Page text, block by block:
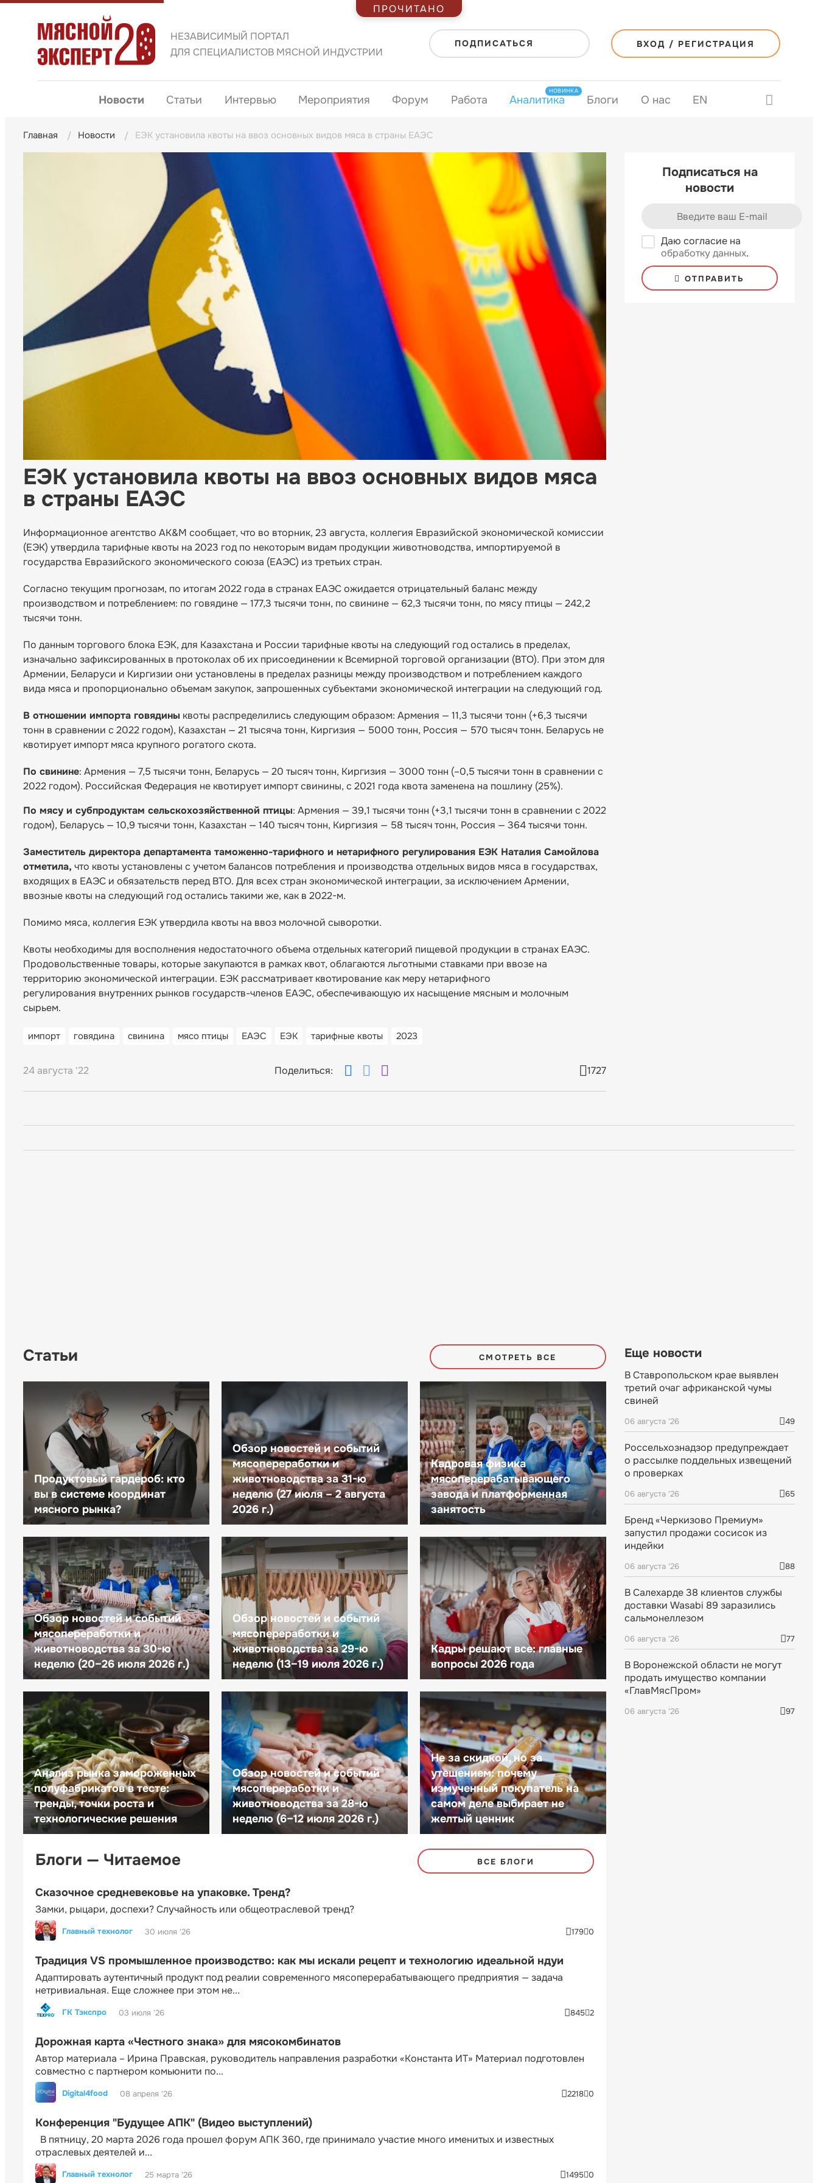
НЕЗАВИСИМЫЙ ПОРТАЛ
ДЛЯ СПЕЦИАЛИСТОВ МЯСНОЙ ИНДУСТРИИ
ПОДПИСАТЬСЯ ВХОД / РЕГИСТРАЦИЯ
Новости Статьи Интервью Мероприятия Форум Работа Аналитика
НОВИНКА
Блоги О нас EN
Главная Новости ЕЭК установила квоты на ввоз основных видов мяса в страны ЕАЭС
ЕЭК установила квоты на ввоз основных видов мяса
в страны ЕАЭС
Информационное агентство AK&M сообщает, что во вторник, 23 августа, коллегия Евразийской экономической комиссии
(ЕЭК) утвердила тарифные квоты на 2023 год по некоторым видам продукции животноводства, импортируемой в
государства Евразийского экономического союза (ЕАЭС) из третьих стран.
Согласно текущим прогнозам, по итогам 2022 года в странах ЕАЭС ожидается отрицательный баланс между
производством и потреблением: по говядине — 177,3 тысячи тонн, по свинине — 62,3 тысячи тонн, по мясу птицы — 242,2
тысячи тонн.
По данным торгового блока ЕЭК, для Казахстана и России тарифные квоты на следующий год остались в пределах,
изначально зафиксированных в протоколах об их присоединении к Всемирной торговой организации (ВТО). При этом для
Армении, Беларуси и Киргизии они установлены в пределах разницы между производством и потреблением каждого
вида мяса и пропорционально объемам закупок, запрошенных субъектами экономической интеграции на следующий год.
В отношении импорта говядины квоты распределились следующим образом: Армения — 11,3 тысячи тонн (+6,3 тысячи
тонн в сравнении с 2022 годом), Казахстан — 21 тысяча тонн, Киргизия — 5000 тонн, Россия — 570 тысяч тонн. Беларусь не
квотирует импорт мяса крупного рогатого скота.
По свинине: Армения — 7,5 тысячи тонн, Беларусь — 20 тысяч тонн, Киргизия — 3000 тонн (–0,5 тысячи тонн в сравнении с
2022 годом). Российская Федерация не квотирует импорт свинины, с 2021 года квота заменена на пошлину (25%).
По мясу и субпродуктам сельскохозяйственной птицы: Армения — 39,1 тысячи тонн (+3,1 тысячи тонн в сравнении с 2022
годом), Беларусь — 10,9 тысячи тонн, Казахстан — 140 тысяч тонн, Киргизия — 58 тысяч тонн, Россия — 364 тысячи тонн.
Заместитель директора департамента таможенно-тарифного и нетарифного регулирования ЕЭК Наталия Самойлова
отметила, что квоты установлены с учетом балансов потребления и производства отдельных видов мяса в государствах,
входящих в ЕАЭС и обязательств перед ВТО. Для всех стран экономической интеграции, за исключением Армении,
ввозные квоты на следующий год остались такими же, как в 2022-м.
Помимо мяса, коллегия ЕЭК утвердила квоты на ввоз молочной сыворотки.
Квоты необходимы для восполнения недостаточного объема отдельных категорий пищевой продукции в странах ЕАЭС.
Продовольственные товары, которые закупаются в рамках квот, облагаются льготными ставками при ввозе на
территорию экономической интеграции. ЕЭК рассматривает квотирование как меру нетарифного
регулирования внутренних рынков государств-членов ЕАЭС, обеспечивающую их насыщение мясным и молочным
сырьем.
импорт говядина свинина мясо птицы ЕАЭС ЕЭК тарифные квоты 2023
24 августа '22 Поделиться: 1727
Подписаться на
новости
Даю согласие на
обработку данных.
ОТПРАВИТЬ
Статьи СМОТРЕТЬ ВСЕ
Продуктовый гардероб: кто
вы в системе координат
мясного рынка?
Обзор новостей и событий
мясопереработки и
животноводства за 31-ю
неделю (27 июля – 2 августа
2026 г.)
Кадровая физика
мясоперерабатывающего
завода и платформенная
занятость
Обзор новостей и событий
мясопереработки и
животноводства за 30-ю
неделю (20–26 июля 2026 г.)
Обзор новостей и событий
мясопереработки и
животноводства за 29-ю
неделю (13–19 июля 2026 г.)
Кадры решают все: главные
вопросы 2026 года
Анализ рынка замороженных
полуфабрикатов в тесте:
тренды, точки роста и
технологические решения
Обзор новостей и событий
мясопереработки и
животноводства за 28-ю
неделю (6–12 июля 2026 г.)
Не за скидкой, но за
утешением: почему
измученный покупатель на
самом деле выбирает не
желтый ценник
Блоги — Читаемое ВСЕ БЛОГИ
Сказочное средневековье на упаковке. Тренд?
Замки, рыцари, доспехи? Случайность или общеотраслевой тренд?
Главный технолог 30 июля '26 179 0
Традиция VS промышленное производство: как мы искали рецепт и технологию идеальной ндуи
Адаптировать аутентичный продукт под реалии современного мясоперерабатывающего предприятия — задача
нетривиальная. Еще сложнее при этом не...
ГК Тэкспро 03 июля '26 845 2
Дорожная карта «Честного знака» для мясокомбинатов
Автор материала – Ирина Правская, руководитель направления разработки «Константа ИТ» Материал подготовлен
совместно с партнером комьюнити по...
Digital4food 08 апреля '26 2218 0
Конференция "Будущее АПК" (Видео выступлений)
В пятницу, 20 марта 2026 года прошел форум АПК 360, где принимало участие много именитых и известных
отраслевых деятелей и...
Главный технолог 25 марта '26 1495 0
Еще новости
В Ставропольском крае выявлен
третий очаг африканской чумы
свиней
06 августа '26 49
Россельхознадзор предупреждает
о рассылке поддельных извещений
о проверках
06 августа '26 65
Бренд «Черкизово Премиум»
запустил продажи сосисок из
индейки
06 августа '26 88
В Салехарде 38 клиентов службы
доставки Wasabi 89 заразились
сальмонеллезом
06 августа '26 77
В Воронежской области не могут
продать имущество компании
«ГлавМясПром»
06 августа '26 97
ПРОЧИТАНО